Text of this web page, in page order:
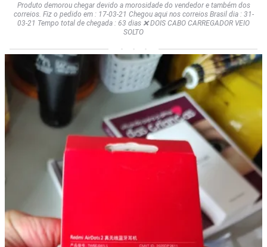
Produto demorou chegar devido a morosidade do vendedor e também dos
correios. Fiz o pedido em : 17-03-21 Chegou aqui nos correios Brasil dia : 31-
03-21 Tempo total de chegada : 63 dias ❌ DOIS CABO CARREGADOR VEIO
SOLTO            